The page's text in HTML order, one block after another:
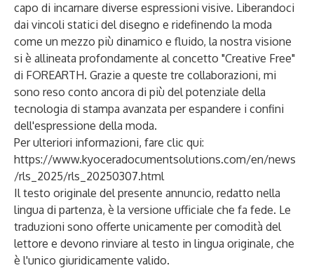
capo di incarnare diverse espressioni visive. Liberandoci
dai vincoli statici del disegno e ridefinendo la moda
come un mezzo più dinamico e fluido, la nostra visione
si è allineata profondamente al concetto "Creative Free"
di FOREARTH. Grazie a queste tre collaborazioni, mi
sono reso conto ancora di più del potenziale della
tecnologia di stampa avanzata per espandere i confini
dell'espressione della moda.
Per ulteriori informazioni, fare clic qui:
https://www.kyoceradocumentsolutions.com/en/news
/rls_2025/rls_20250307.html
Il testo originale del presente annuncio, redatto nella
lingua di partenza, è la versione ufficiale che fa fede. Le
traduzioni sono offerte unicamente per comodità del
lettore e devono rinviare al testo in lingua originale, che
è l'unico giuridicamente valido.